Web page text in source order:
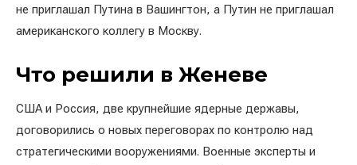
не приглашал Путина в Вашингтон, а Путин не приглашал
американского коллегу в Москву.
Что решили в Женеве
США и Россия, две крупнейшие ядерные державы,
договорились о новых переговорах по контролю над
стратегическими вооружениями. Военные эксперты и